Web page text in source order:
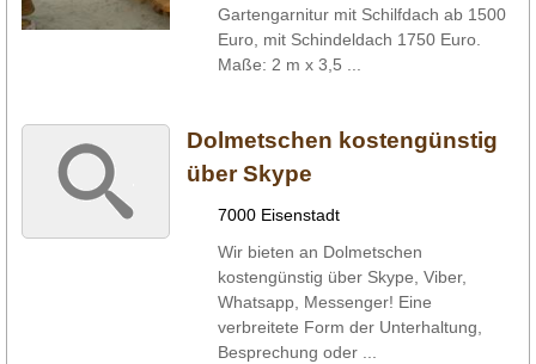
Gartengarnitur mit Schilfdach ab 1500
Euro, mit Schindeldach 1750 Euro.
Maße: 2 m x 3,5 ...
Dolmetschen kostengünstig
über Skype
7000 Eisenstadt
Wir bieten an Dolmetschen
kostengünstig über Skype, Viber,
Whatsapp, Messenger! Eine
verbreitete Form der Unterhaltung,
Besprechung oder ...